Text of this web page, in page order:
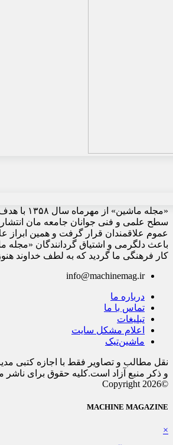
«مجله ماشین»
سطح علمی و فنی جوانان جامعه مان
عموم علاقمندان قرار گرفت و همین ابراز
باعث دلگرمی و اشتیاق گردانندگان «مجله
کار فرهنگی ما گردید که به لطف خداوند
info@machinemag.ir
درباره ما
تماس با ما
تبلیغات
اعلام مشکل سایت
ماشین‌تیک
نقل مطالب و تصاویر فقط با اجازه کتبی
و ذکر منبع آزاد است.کلیه حقوق برای
©Copyright 2026
MACHINE MAGAZINE
×